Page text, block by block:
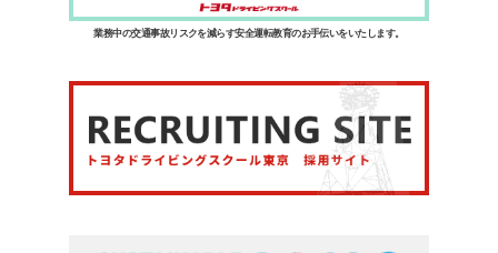
業務中の交通事故リスクを減らす安全運転教育のお手伝いをいたします。